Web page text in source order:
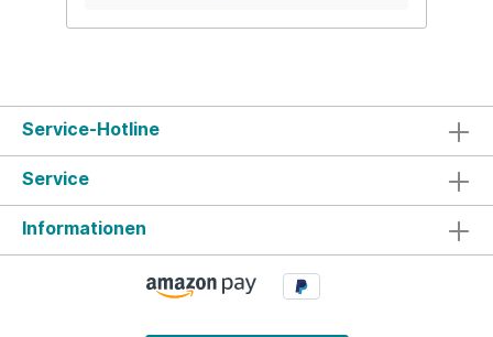
Service-Hotline
Service
Informationen